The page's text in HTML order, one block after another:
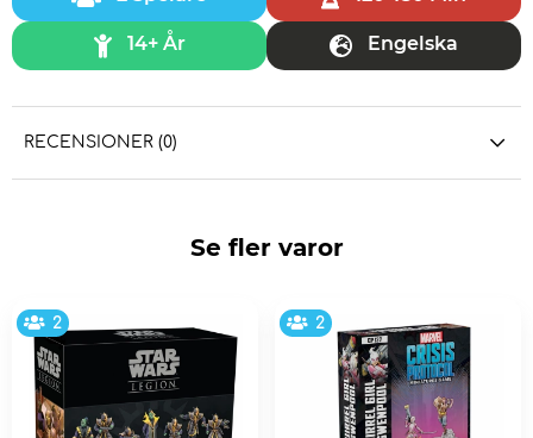
14+ År Engelska
RECENSIONER (0)
Se fler varor
2 2